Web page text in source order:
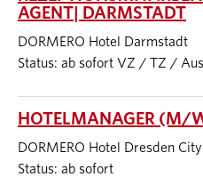
AGENT| DARMSTADT
DORMERO Hotel Darmstadt
Status: ab sofort VZ / TZ /
HOTELMANAGER (M/
DORMERO Hotel Dresden City
Status: ab sofort